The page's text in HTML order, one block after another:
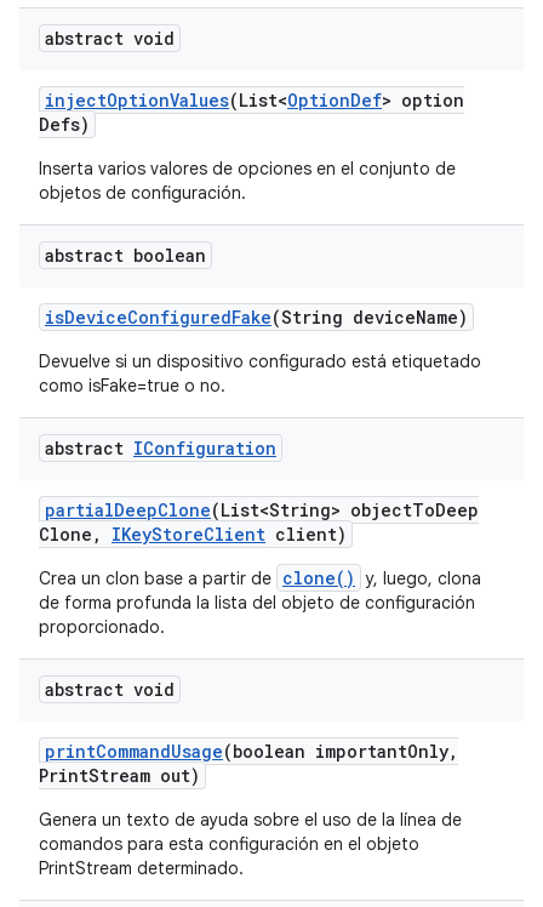
abstract void
injectOptionValues(List<OptionDef> option
Defs)
Inserta varios valores de opciones en el conjunto de
objetos de configuración.
abstract boolean
isDeviceConfiguredFake(String deviceName)
Devuelve si un dispositivo configurado está etiquetado
como isFake=true o no.
abstract IConfiguration
partialDeepClone(List<String> objectToDeep
Clone , IKeyStoreClient client)
Crea un clon base a partir de clone() y, luego, clona
de forma profunda la lista del objeto de configuración
proporcionado.
abstract void
printCommandUsage(boolean importantOnly,
PrintStream out)
Genera un texto de ayuda sobre el uso de la línea de
comandos para esta configuración en el objeto
PrintStream determinado.